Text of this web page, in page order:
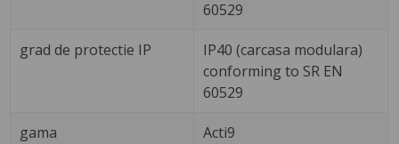
60529
grad de protectie IP
IP40 (carcasa modulara)
conforming to SR EN
60529
gama Acti9